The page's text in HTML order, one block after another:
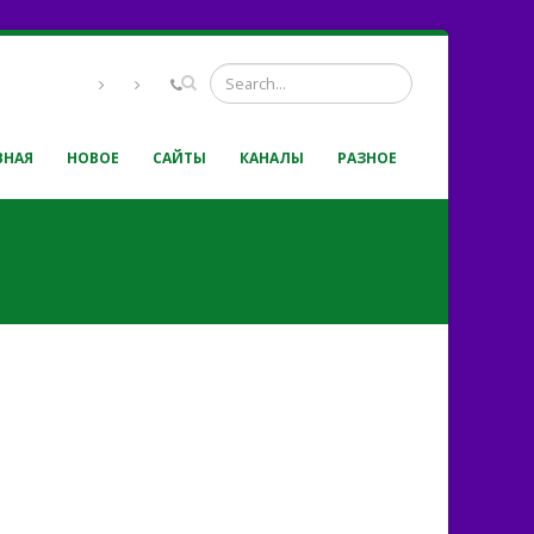
НОВОЕ САЙТЫ КАНАЛЫ РАЗНОЕ